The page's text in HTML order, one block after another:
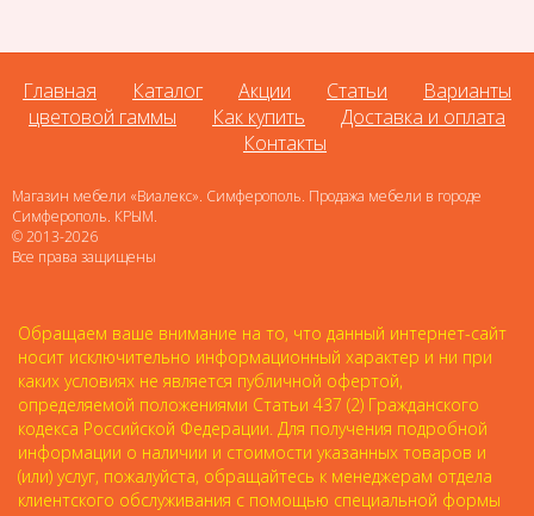
Главная Каталог Акции Статьи
Варианты
цветовой гаммы
Как купить
Доставка и оплата
Контакты
Магазин мебели «Виалекс». Симферополь. Продажа мебели в городе
Симферополь. КРЫМ.
© 2013-2026
Все права защищены
Обращаем ваше внимание на то, что данный интернет-сайт
носит исключительно информационный характер и ни при
каких условиях не является публичной офертой,
определяемой положениями Статьи 437 (2) Гражданского
кодекса Российской Федерации. Для получения подробной
информации о наличии и стоимости указанных товаров и
(или) услуг, пожалуйста, обращайтесь к менеджерам отдела
клиентского обслуживания с помощью специальной формы